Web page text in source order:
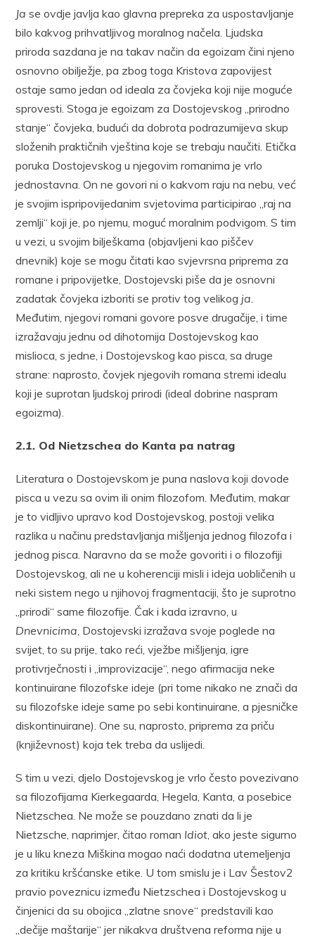
Jase ovdje javlja kao glavna prepreka za uspostavljanje
bilo kakvog prihvatljivog moralnog načela. Ljudska
priroda sazdana je na takav način da egoizam čini njeno
osnovno obilježje, pa zbog toga Kristova zapovijest
ostaje samo jedan od ideala za čovjeka koji nije moguće
sprovesti. Stoga je egoizam za Dostojevskog „prirodno
stanje“ čovjeka, budući da dobrota podrazumijeva skup
složenih praktičnih vještina koje se trebaju naučiti. Etička
poruka Dostojevskog u njegovim romanima je vrlo
jednostavna. On ne govori ni o kakvom raju na nebu, već
je svojim ispripovijedanim svjetovima participirao „raj na
zemlji“ koji je, po njemu, moguć moralnim podvigom. S tim
u vezi, u svojim bilješkama (objavljeni kao piščev
dnevnik) koje se mogu čitati kao svjevrsna priprema za
romane i pripovijetke, Dostojevski piše da je osnovni
zadatak čovjeka izboriti se protiv tog velikog ja.
Međutim, njegovi romani govore posve drugačije, i time
izražavaju jednu od dihotomija Dostojevskog kao
mislioca, s jedne, i Dostojevskog kao pisca, sa druge
strane: naprosto, čovjek njegovih romana stremi idealu
koji je suprotan ljudskoj prirodi (ideal dobrine naspram
egoizma).
2.1. Od Nietzschea do Kanta pa natrag
Literatura o Dostojevskom je puna naslova koji dovode
pisca u vezu sa ovim ili onim filozofom. Međutim, makar
je to vidljivo upravo kod Dostojevskog, postoji velika
razlika u načinu predstavljanja mišljenja jednog filozofa i
jednog pisca. Naravno da se može govoriti i o filozofiji
Dostojevskog, ali ne u koherenciji misli i ideja uobličenih u
neki sistem nego u njihovoj fragmentaciji, što je suprotno
„prirodi“ same filozofije. Čak i kada izravno, u
Dnevnicima , Dostojevski izražava svoje poglede na
svijet, to su prije, tako reći, vježbe mišljenja, igre
protivrječnosti i „improvizacije“, nego afirmacija neke
kontinuirane filozofske ideje (pri tome nikako ne znači da
su filozofske ideje same po sebi kontinuirane, a pjesničke
diskontinuirane). One su, naprosto, priprema za priču
(književnost) koja tek treba da uslijedi.
S tim u vezi, djelo Dostojevskog je vrlo često povezivano
sa filozofijama Kierkegaarda, Hegela, Kanta, a posebice
Nietzschea. Ne može se pouzdano znati da li je
Nietzsche, naprimjer, čitao roman Idiot , ako jeste sigurno
je u liku kneza Miškina mogao naći dodatna utemeljenja
za kritiku kršćanske etike. U tom smislu je i Lav Šestov2
pravio poveznicu između Nietzschea i Dostojevskog u
činjenici da su obojica „zlatne snove“ predstavili kao
„dečije maštarije“ jer nikakva društvena reforma nije u